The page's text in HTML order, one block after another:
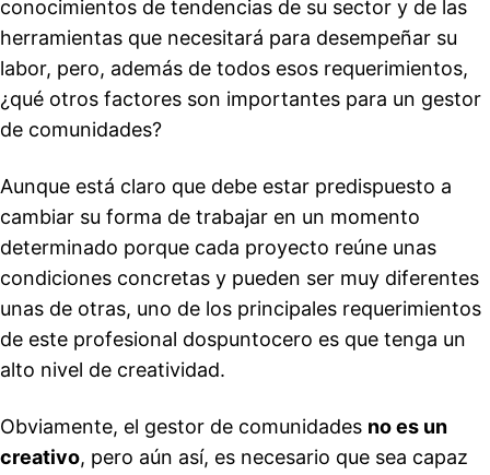
conocimientos de tendencias de su sector y de las
herramientas que necesitará para desempeñar su
labor, pero, además de todos esos requerimientos,
¿qué otros factores son importantes para un gestor
de comunidades?
Aunque está claro que debe estar predispuesto a
cambiar su forma de trabajar en un momento
determinado porque cada proyecto reúne unas
condiciones concretas y pueden ser muy diferentes
unas de otras, uno de los principales requerimientos
de este profesional dospuntocero es que tenga un
alto nivel de creatividad.
Obviamente, el gestor de comunidades no es un
creativo, pero aún así, es necesario que sea capaz